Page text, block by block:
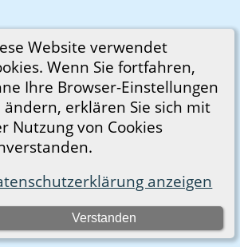
Website verwendet
Wenn Sie fortfahren,
Ihre Browser-Einstellungen
ändern, erklären Sie sich mit
Nutzung von Cookies
anzeigen
Verstanden